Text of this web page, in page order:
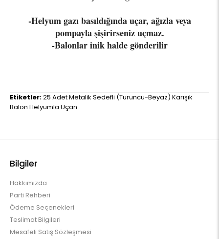
-Helyum gazı basıldığında uçar, ağızla veya
pompayla şişirirseniz uçmaz.
-Balonlar inik halde gönderilir
Etiketler:25 Adet Metalik Sedefli (Turuncu-Beyaz) Karışık
Balon Helyumla Uçan
Bilgiler
Hakkımızda
Parti Rehberi
Ödeme Seçenekleri
Teslimat Bilgileri
Mesafeli Satış Sözleşmesi